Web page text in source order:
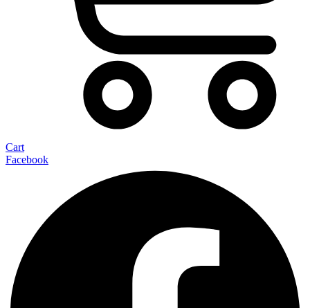
Cart
Facebook